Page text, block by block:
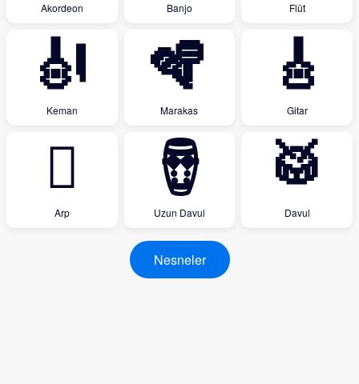
Akordeon Banjo Flüt
🎻
Keman
🪇
Marakas
🎸
Gitar
🪉
Arp
🪘
Uzun Davul
🥁
Davul
Nesneler